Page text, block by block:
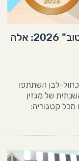
נחשפו תוצאות תחרות "הקפה הטוב" 2026: אלה
של 27 בתי קלייה כחול-לבן השתתפו
התחרות השנתית של מגזין
מכל קטגוריה: